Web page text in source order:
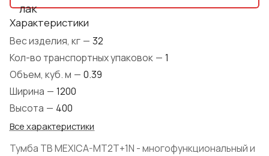
лак
Характеристики
Вес изделия, кг — 32
Кол-во транспортных упаковок — 1
Объем, куб. м — 0.39
Ширина — 1200
Высота — 400
Все характеристики
Тумба ТВ MEXICA-MT2T+1N - многофункциональный и